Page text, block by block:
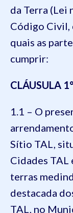
da Terra (Lei
Código Civil,
quais as
cumprir:
CLÁUSULA
1.1 – O
Sítio TAL,
Cidades TAL
terras
destacada
TAL, no